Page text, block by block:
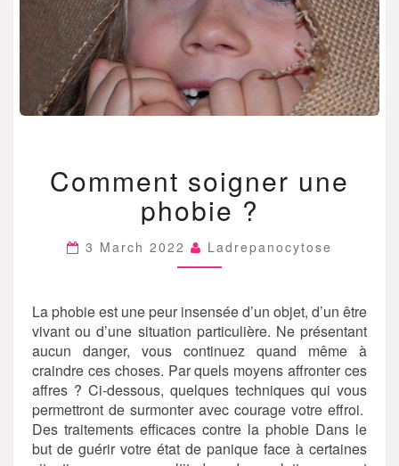
SOIGNER
UNE
PHOBIE
?
Comment soigner une
phobie ?
3 March 2022 Ladrepanocytose
La phobie est une peur insensée d’un objet, d’un être
vivant ou d’une situation particulière. Ne présentant
aucun danger, vous continuez quand même à
craindre ces choses. Par quels moyens affronter ces
affres ? Ci-dessous, quelques techniques qui vous
permettront de surmonter avec courage votre effroi.
Des traitements efficaces contre la phobie Dans le
but de guérir votre état de panique face à certaines